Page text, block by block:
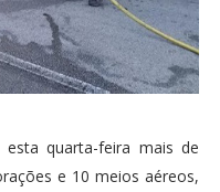
quarta-feira mais de
e 10 meios aéreos,